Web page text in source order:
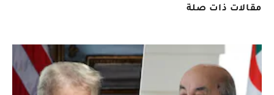
مقالات ذات صلة